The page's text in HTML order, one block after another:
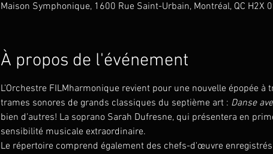
Maison Symphonique, 1600 Rue Saint-Urbain, Montréal, QC H2X
À propos de l'événement
L’Orchestre FILMharmonique revient pour une nouvelle épopée
trames sonores de grands classiques du septième art : Danse
bien d’autres! La soprano Sarah Dufresne, qui présentera en
sensibilité musicale extraordinaire.
Le répertoire comprend également des chefs-d'œuvre